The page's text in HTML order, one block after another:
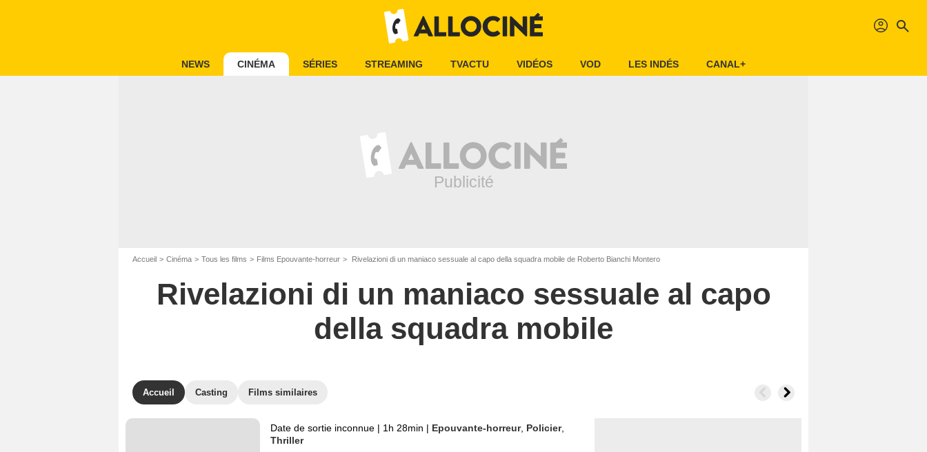
profil search
NEWS CINÉMA SÉRIES STREAMING TVACTU VIDÉOS VOD LES INDÉS CANAL+
Accueil Cinéma Tous les films Films Epouvante-horreur Rivelazioni di un maniaco sessuale al capo della squadra mobile de Roberto Bianchi Montero
Rivelazioni di un maniaco sessuale al capo
della squadra mobile
Accueil Casting Films similaires
Date de sortie inconnue | 1h 28min | Epouvante-horreur, Policier,
Thriller